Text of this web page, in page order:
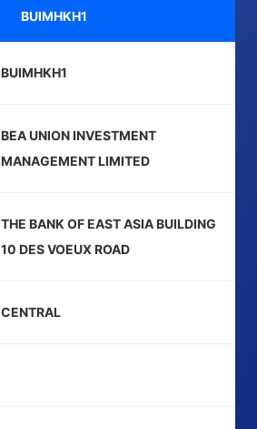
BUIMHKH1
BUIMHKH1
BEA UNION INVESTMENT
MANAGEMENT LIMITED
THE BANK OF EAST ASIA BUILDING
10 DES VOEUX ROAD
CENTRAL